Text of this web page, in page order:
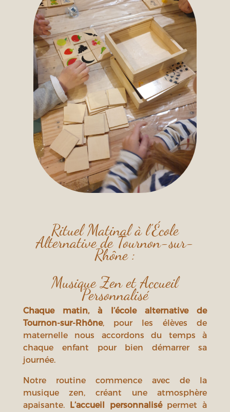
Rituel Matinal à l’École
Alternative de Tournon-sur-
Rhône :
Musique Zen et Accueil
Personnalisé
Chaque matin, à l’école alternative de
Tournon-sur-Rhône, pour les élèves de
maternelle nous accordons du temps à
chaque enfant pour bien démarrer sa
journée.
Notre routine commence avec de la
musique zen, créant une atmosphère
apaisante. L’accueil personnalisépermet à